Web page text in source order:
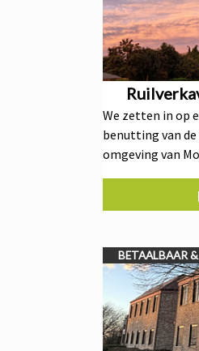
hele
We zetten in op
benutting van
omgeving van
te stemmen,
landbouwsector
Vlaamse
ruilverkaveling
BETAALBAAR